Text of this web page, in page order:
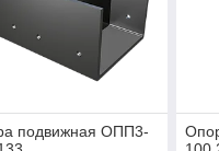
подвижная ОПП3-